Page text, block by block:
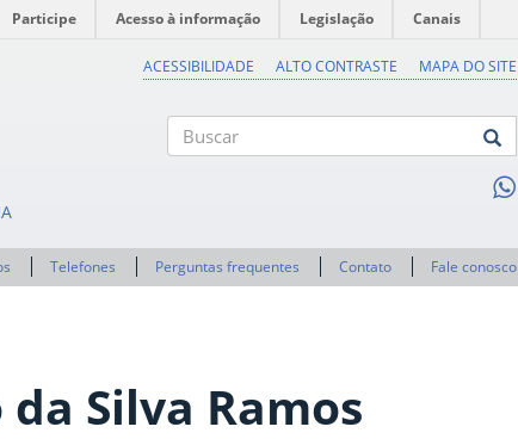
Participe Acesso à informação Legislação Canais
ACESSIBILIDADE ALTO CONTRASTE MAPA DO SITE
Telefones Perguntas frequentes Contato Fale conosco
Silva Ramos